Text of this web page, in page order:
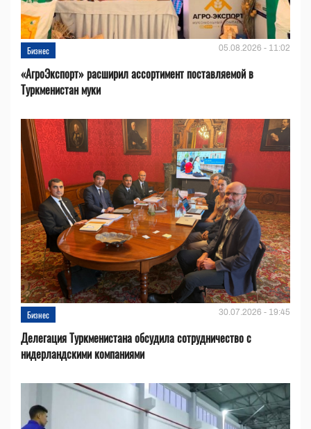
Бизнес 05.08.2026 - 11:02
«АгроЭкспорт» расширил ассортимент поставляемой в
Туркменистан муки
Бизнес 30.07.2026 - 19:45
Делегация Туркменистана обсудила сотрудничество с
нидерландскими компаниями